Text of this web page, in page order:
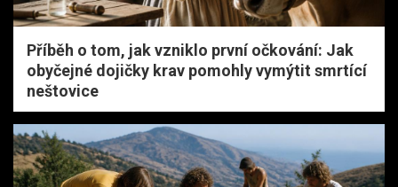
Příběh o tom, jak vzniklo první očkování: Jak
obyčejné dojičky krav pomohly vymýtit smrtící
neštovice